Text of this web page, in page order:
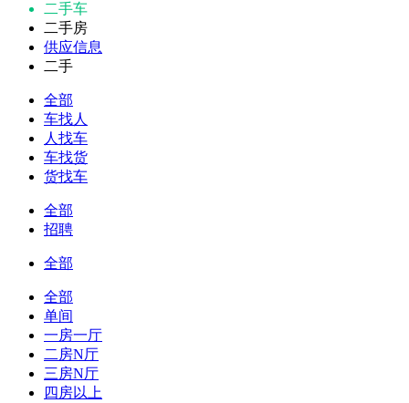
二手车
二手房
供应信息
二手
全部
车找人
人找车
车找货
货找车
全部
招聘
全部
全部
单间
一房一厅
二房N厅
三房N厅
四房以上